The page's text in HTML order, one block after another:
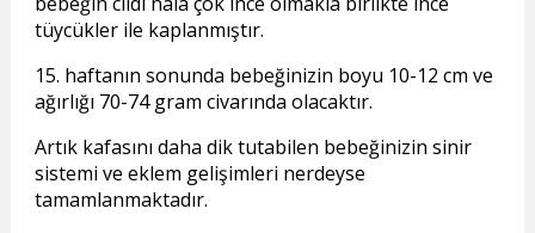
tüycükler ile kaplanmıştır.
15. haftanın sonunda bebeğinizin boyu 10-12 cm ve
ağırlığı 70-74 gram civarında olacaktır.
Artık kafasını daha dik tutabilen bebeğinizin sinir
sistemi ve eklem gelişimleri nerdeyse
tamamlanmaktadır.